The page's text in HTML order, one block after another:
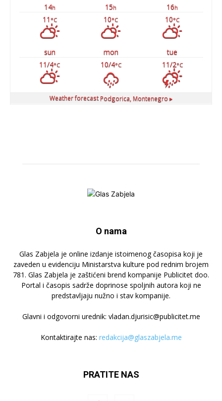
14h 15h 16h
11 °C 10°C 10°C
sun mon
tue
11/4°C 10/4°C 11/2°C
Weather forecast Podgorica, Montenegro ▸
O nama
Glas Zabjela je online izdanje istoimenog časopisa koji je
zaveden u evidenciju Ministarstva kulture pod rednim brojem
781. Glas Zabjela je zaštićeni brend kompanije Publicitet doo.
Portal i časopis sadrže doprinose spoljnih autora koji ne
predstavljaju nužno i stav kompanije.
Glavni i odgovorni urednik: vladan.djurisic@publicitet.me
Kontaktirajte nas: redakcija@glaszabjela.me
PRATITE NAS